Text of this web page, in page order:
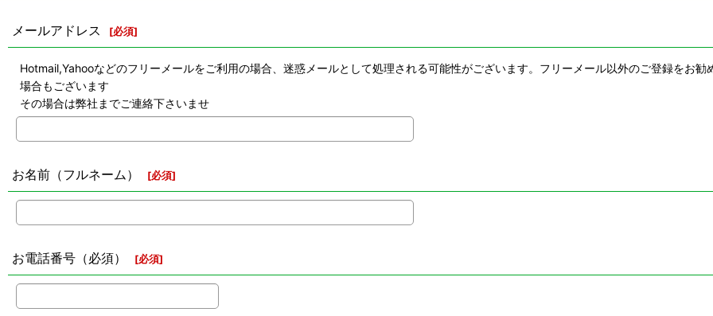
メールアドレス [必須]
Hotmail,Yahooなどのフリーメールをご利用の場合、迷惑メールとして処理される可能性がございます。フリーメール以外のご登録をお
場合もございます
その場合は弊社までご連絡下さいませ
お名前（フルネーム） [必須]
お電話番号（必須） [必須]